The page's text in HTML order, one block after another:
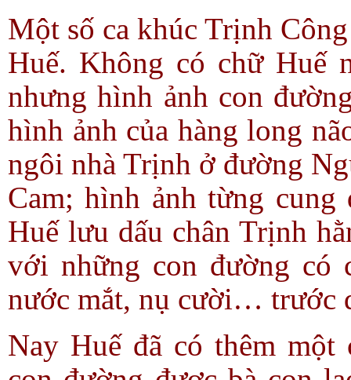
Một số ca khúc Trịnh
Huế. Không có chữ Huế
nhưng hình ảnh con
hình ảnh của hàng long
ngôi nhà Trịnh ở đường
Cam; hình ảnh từng cung
Huế lưu dấu chân Trịnh
với những con đường có
nước mắt, nụ cười… trước
Nay Huế đã có thêm